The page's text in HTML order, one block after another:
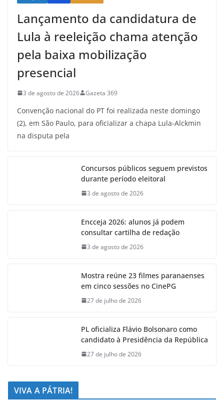
Lançamento da candidatura de
Lula à reeleição chama atenção
pela baixa mobilização
presencial
3 de agosto de 2026 Gazeta 369
Convenção nacional do PT foi realizada neste domingo
(2), em São Paulo, para oficializar a chapa Lula-Alckmin
na disputa pela
Concursos públicos seguem previstos
durante período eleitoral
3 de agosto de 2026
Encceja 2026: alunos já podem
consultar cartilha de redação
3 de agosto de 2026
Mostra reúne 23 filmes paranaenses
em cinco sessões no CinePG
27 de julho de 2026
PL oficializa Flávio Bolsonaro como
candidato à Presidência da República
27 de julho de 2026
VIVA A PÁTRIA!